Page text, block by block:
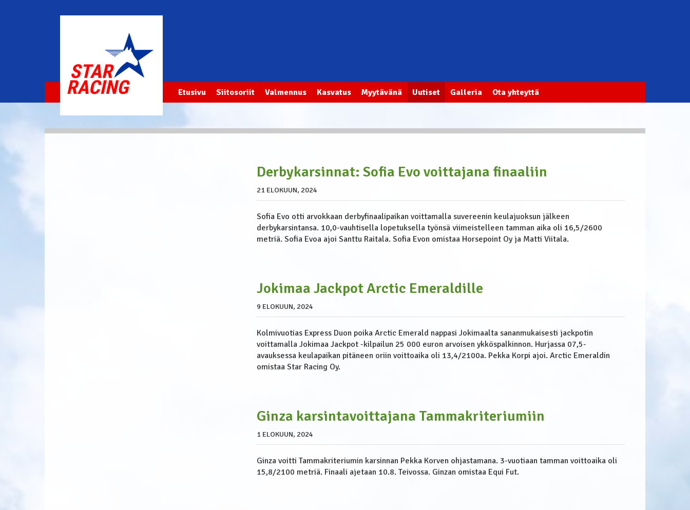
Etusivu Siitosoriit Valmennus Kasvatus Myytävänä Uutiset Galleria Ota yhteyttä
Derbykarsinnat: Sofia Evo voittajana finaaliin
21 ELOKUUN, 2024
Sofia Evo otti arvokkaan derbyfinaalipaikan voittamalla suvereenin keulajuoksun jälkeen
derbykarsintansa. 10,0-vauhtisella lopetuksella työnsä viimeistelleen tamman aika oli 16,5/2600
metriä. Sofia Evoa ajoi Santtu Raitala. Sofia Evon omistaa Horsepoint Oy ja Matti Viitala.
Jokimaa Jackpot Arctic Emeraldille
9 ELOKUUN, 2024
Kolmivuotias Express Duon poika Arctic Emerald nappasi Jokimaalta sananmukaisesti jackpotin
voittamalla Jokimaa Jackpot -kilpailun 25 000 euron arvoisen ykköspalkinnon. Hurjassa 07,5-
avauksessa keulapaikan pitäneen oriin voittoaika oli 13,4/2100a. Pekka Korpi ajoi. Arctic Emeraldin
omistaa Star Racing Oy.
Ginza karsintavoittajana Tammakriteriumiin
1 ELOKUUN, 2024
Ginza voitti Tammakriteriumin karsinnan Pekka Korven ohjastamana. 3-vuotiaan tamman voittoaika oli
15,8/2100 metriä. Finaali ajetaan 10.8. Teivossa. Ginzan omistaa Equi Fut.